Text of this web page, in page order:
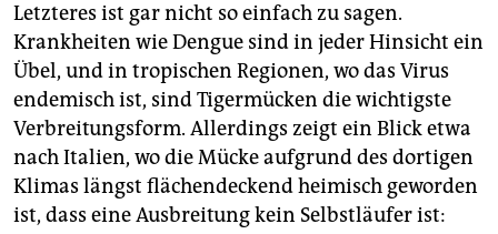
Letzteres ist gar nicht so einfach zu sagen.
Krankheiten wie Dengue sind in jeder Hinsicht ein
Übel, und in tropischen Regionen, wo das Virus
endemisch ist, sind Tigermücken die wichtigste
Verbreitungsform. Allerdings zeigt ein Blick etwa
nach Italien, wo die Mücke aufgrund des dortigen
Klimas längst flächendeckend heimisch geworden
ist, dass eine Ausbreitung kein Selbstläufer ist: